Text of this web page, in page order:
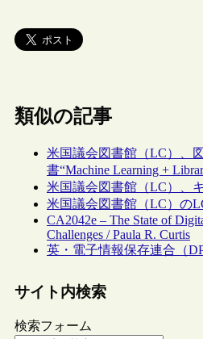
類似の記事
米国議会図書館（LC）、
書“Machine Learning +
米国議会図書館（LC）、
米国議会図書館（LC）の
CA2042e – The State of
Challenges / Paula R. Curtis
英・電子情報保存連合（
サイト内検索
検索フォーム